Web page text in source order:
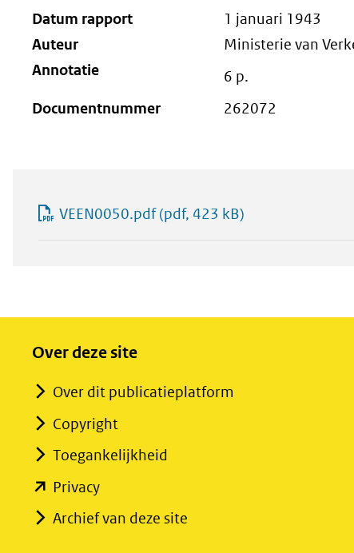
Datum rapport
1 januari 1943
Auteur
Ministerie van
Annotatie
6 p.
Documentnummer
262072
VEEN0050.pdf(pdf, 423 kB)
Over deze site
Over dit publicatieplatform
Copyright
Toegankelijkheid
Privacy(opent
in
Archief van deze site